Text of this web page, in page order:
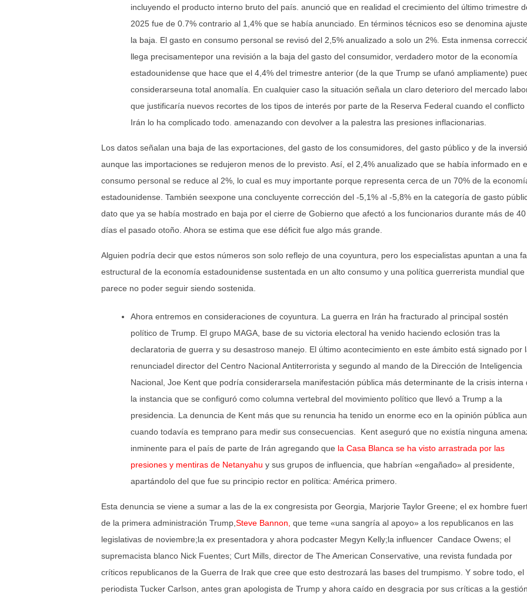
incluyendo el producto interno bruto del país. anunció que en realidad el crecimiento del último trimestre
2025 fue de 0.7% contrario al 1,4% que se había anunciado. En términos técnicos eso se denomina
la baja. El gasto en consumo personal se revisó del 2,5% anualizado a solo un 2%. Esta inmensa
llega precisamentepor una revisión a la baja del gasto del consumidor, verdadero motor de la economía
estadounidense que hace que el 4,4% del trimestre anterior (de la que Trump se ufanó ampliamente)
considerarseuna total anomalía. En cualquier caso la situación señala un claro deterioro del mercado
que justificaría nuevos recortes de los tipos de interés por parte de la Reserva Federal cuando el conflicto
Irán lo ha complicado todo. amenazando con devolver a la palestra las presiones inflacionarias.
Los datos señalan una baja de las exportaciones, del gasto de los consumidores, del gasto público y de la
aunque las importaciones se redujeron menos de lo previsto. Así, el 2,4% anualizado que se había informado en
consumo personal se reduce al 2%, lo cual es muy importante porque representa cerca de un 70% de la
estadounidense. También seexpone una concluyente corrección del -5,1% al -5,8% en la categoría de gasto
dato que ya se había mostrado en baja por el cierre de Gobierno que afectó a los funcionarios durante más de 40
días el pasado otoño. Ahora se estima que ese déficit fue algo más grande.
Alguien podría decir que estos números son solo reflejo de una coyuntura, pero los especialistas apuntan a una
estructural de la economía estadounidense sustentada en un alto consumo y una política guerrerista mundial que
parece no poder seguir siendo sostenida.
Ahora entremos en consideraciones de coyuntura. La guerra en Irán ha fracturado al principal sostén
político de Trump. El grupo MAGA, base de su victoria electoral ha venido haciendo eclosión tras la
declaratoria de guerra y su desastroso manejo. El último acontecimiento en este ámbito está signado por
renunciadel director del Centro Nacional Antiterrorista y segundo al mando de la Dirección de Inteligencia
Nacional, Joe Kent que podría considerarsela manifestación pública más determinante de la crisis interna
la instancia que se configuró como columna vertebral del movimiento político que llevó a Trump a la
presidencia. La denuncia de Kent más que su renuncia ha tenido un enorme eco en la opinión pública aun
cuando todavía es temprano para medir sus consecuencias. Kent aseguró que no existía ninguna
inminente para el país de parte de Irán agregando que la Casa Blanca se ha visto arrastrada por las
presiones y mentiras de Netanyahu y sus grupos de influencia, que habrían «engañado» al presidente,
apartándolo del que fue su principio rector en política: América primero.
Esta denuncia se viene a sumar a las de la ex congresista por Georgia, Marjorie Taylor Greene; el ex hombre
de la primera administración Trump, Steve Bannon, que teme «una sangría al apoyo» a los republicanos en las
legislativas de noviembre;la ex presentadora y ahora podcaster Megyn Kelly;la influencer Candace Owens; el
supremacista blanco Nick Fuentes; Curt Mills, director de The American Conservative
una revista fundada por
críticos republicanos de la Guerra de Irak que cree que esto destrozará las bases del trumpismo. Y sobre todo, el
periodista Tucker Carlson, antes gran apologista de Trump y ahora caído en desgracia por sus críticas a la gestión